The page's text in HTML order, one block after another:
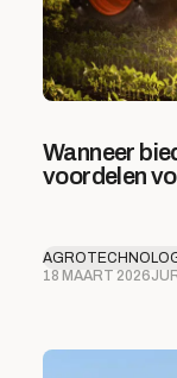
Wanneer
voordelen
18 MAART 2026